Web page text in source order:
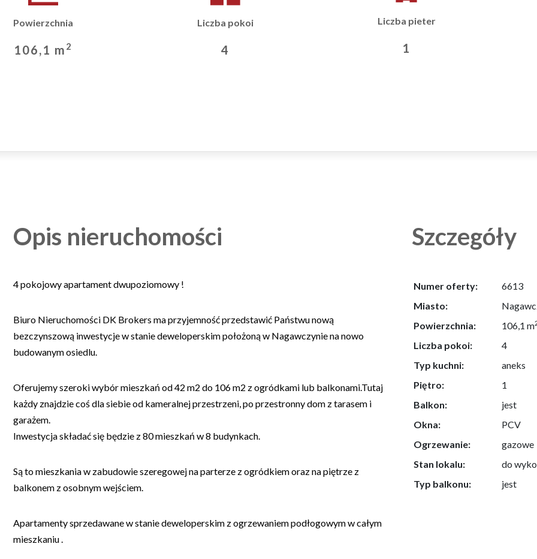
Powierzchnia
106,1 m 2
Liczba pokoi
4
Liczba pieter
1
Opis nieruchomości
4 pokojowy apartament dwupoziomowy !
Biuro Nieruchomości DK Brokers ma przyjemność przedstawić Państwu nową
bezczynszową inwestycje w stanie deweloperskim położoną w Nagawczynie na nowo
budowanym osiedlu.
Oferujemy szeroki wybór mieszkań od 42 m2 do 106 m2 z ogródkami lub balkonami.Tutaj
każdy znajdzie coś dla siebie od kameralnej przestrzeni, po przestronny dom z tarasem i
garażem.
Inwestycja składać się będzie z 80 mieszkań w 8 budynkach.
Są to mieszkania w zabudowie szeregowej na parterze z ogródkiem oraz na piętrze z
balkonem z osobnym wejściem.
Apartamenty sprzedawane w stanie deweloperskim z ogrzewaniem podłogowym w całym
mieszkaniu .
Szczegóły
Numer oferty:
6613
Miasto:
Powierzchnia:
106,1 m
Liczba pokoi:
4
Typ kuchni:
aneks
Piętro:
1
Balkon:
jest
Okna:
PCV
Ogrzewanie:
gazowe
Stan lokalu:
do
Typ balkonu:
jest